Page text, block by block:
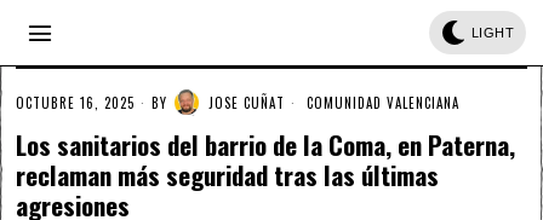
LIGHT
OCTUBRE 16, 2025 BY JOSE CUÑAT COMUNIDAD VALENCIANA
Los sanitarios del barrio de la Coma, en Paterna,
reclaman más seguridad tras las últimas
agresiones